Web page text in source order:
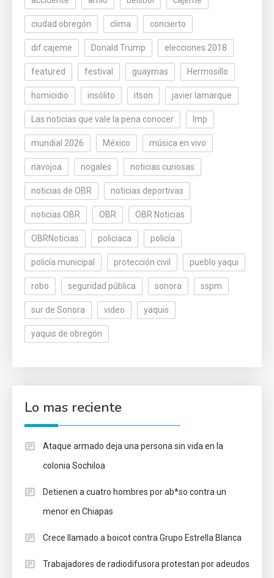
ciudad obregón clima concierto
dif cajeme Donald Trump elecciones 2018
featured festival guaymas Hermosillo
homicidio insólito itson javier lamarque
Las noticias que vale la pena conocer lmp
mundial 2026 México música en vivo
navojoa nogales noticias curiosas
noticias de OBR noticias deportivas
noticias OBR OBR OBR Noticias
OBRNoticias policiaca policía
policía municipal protección civil pueblo yaqui
robo seguridad pública sonora sspm
sur de Sonora video yaquis
yaquis de obregón
Lo mas reciente
Ataque armado deja una persona sin vida en la
colonia Sochiloa
Detienen a cuatro hombres por ab*so contra un
menor en Chiapas
Crece llamado a boicot contra Grupo Estrella Blanca
Trabajadores de radiodifusora protestan por adeudos